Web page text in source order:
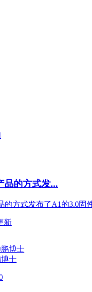
品的方式发...
的方式发布了A1的3.0固
新
士